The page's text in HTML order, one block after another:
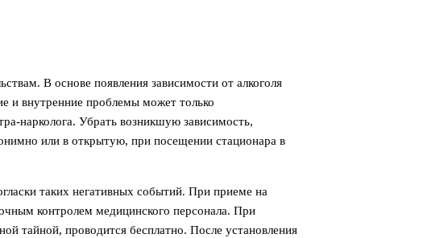
В основе появления зависимости от алкоголя
и внутренние проблемы может только
нарколога. Убрать возникшую зависимость,
или в открытую, при посещении стационара в
таких негативных событий. При приеме на
контролем медицинского персонала. При
тайной, проводится бесплатно. После установления